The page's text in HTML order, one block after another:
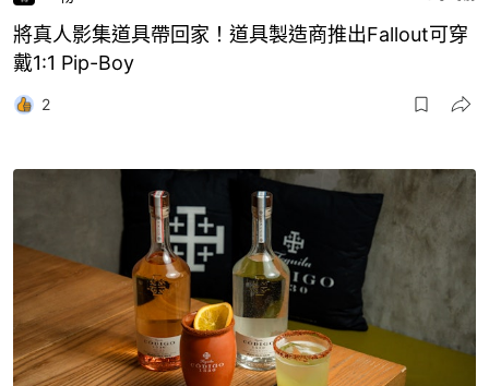
將真人影集道具帶回家！道具製造商推出Fallout可穿
戴1:1 Pip-Boy
2